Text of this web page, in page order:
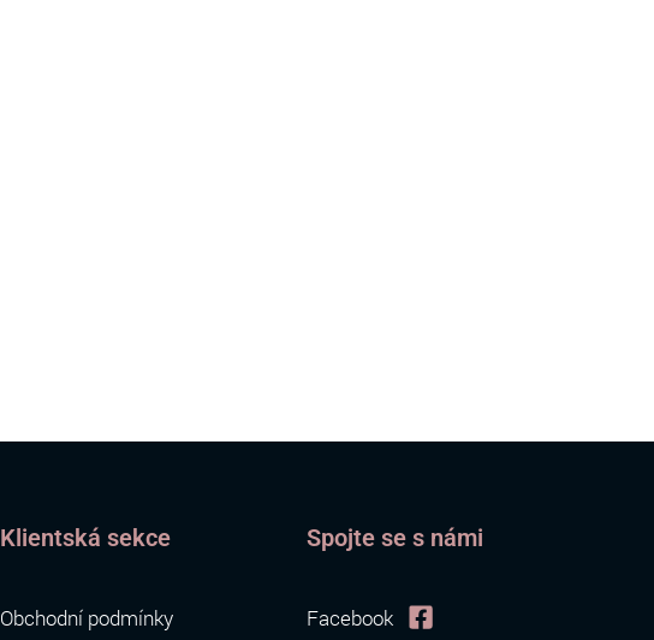
Klientská sekce
Obchodní podmínky
Spojte se s námi
Facebook